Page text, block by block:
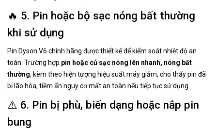
🔥 5. Pin hoặc bộ sạc nóng bất thường
khi sử dụng
Pin Dyson V6 chính hãng được thiết kế để kiểm soát nhiệt độ an
toàn. Trường hợp pin hoặc củ sạc nóng lên nhanh, nóng bất
thường, kèm theo hiện tượng hiệu suất máy giảm, cho thấy pin đã
bị lão hóa, tiềm ẩn nguy cơ mất an toàn nếu tiếp tục sử dụng.
⚠️ 6. Pin bị phù, biến dạng hoặc nắp pin
bung